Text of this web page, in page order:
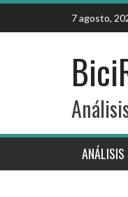
Skip
content
7 agosto,
ANÁLISIS